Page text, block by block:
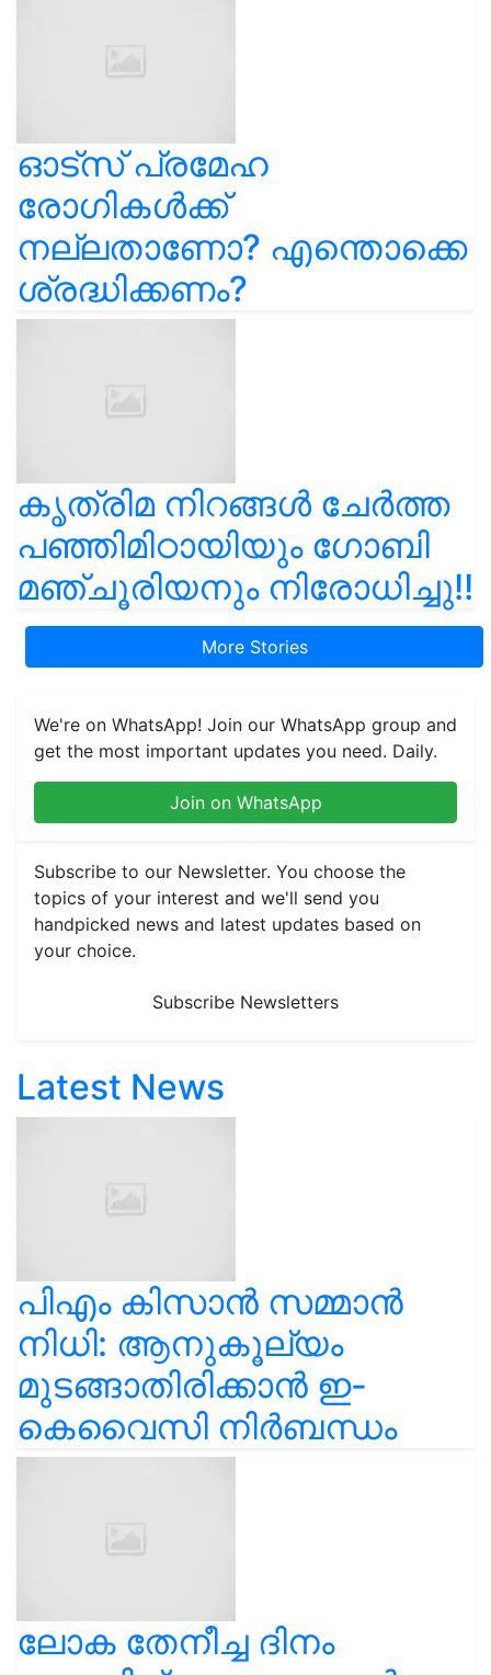
ഓട്സ് പ്രമേഹ
രോഗികൾക്ക്
നല്ലതാണോ? എന്തൊക്കെ
ശ്രദ്ധിക്കണം?
കൃത്രിമ നിറങ്ങൾ ചേർത്ത
പഞ്ഞിമിഠായിയും ഗോബി
മഞ്ചൂരിയനും നിരോധിച്ചു!!
More Stories
We're on WhatsApp! Join our WhatsApp group and
get the most important updates you need. Daily.
Join on WhatsApp
Subscribe to our Newsletter. You choose the
topics of your interest and we'll send you
handpicked news and latest updates based on
your choice.
Subscribe Newsletters
Latest News
പിഎം കിസാൻ സമ്മാൻ
നിധി: ആനുകൂല്യം
മുടങ്ങാതിരിക്കാൻ ഇ-
കെവൈസി നിർബന്ധം
ലോക തേനീച്ച ദിനം